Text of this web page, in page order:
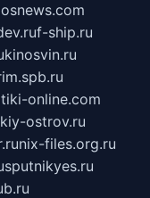
f-ship.ru
kinosvin.ru
online.com
ostrov.ru
nix-files.org.ru
sputnikyes.ru